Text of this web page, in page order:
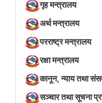
गृह मन्त्रालय
अर्थ मन्त्रालय
परराष्ट्र मन्त्रालय
रक्षा मन्त्रालय
कानून, न्याय तथा
सञ्‍चार तथा सूचना